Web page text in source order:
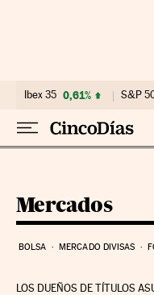
Ibex 35 0,61% S&P
Mercados
BOLSA MERCADO DIVISAS
LOS DUEÑOS DE TÍTULOS